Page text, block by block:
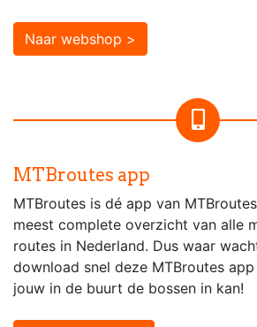
Naar webshop >
MTBroutes app
MTBroutes is dé app van
meest complete overzicht van alle
routes in Nederland. Dus waar
download snel deze MTBroutes
jouw in de buurt de bossen in kan!